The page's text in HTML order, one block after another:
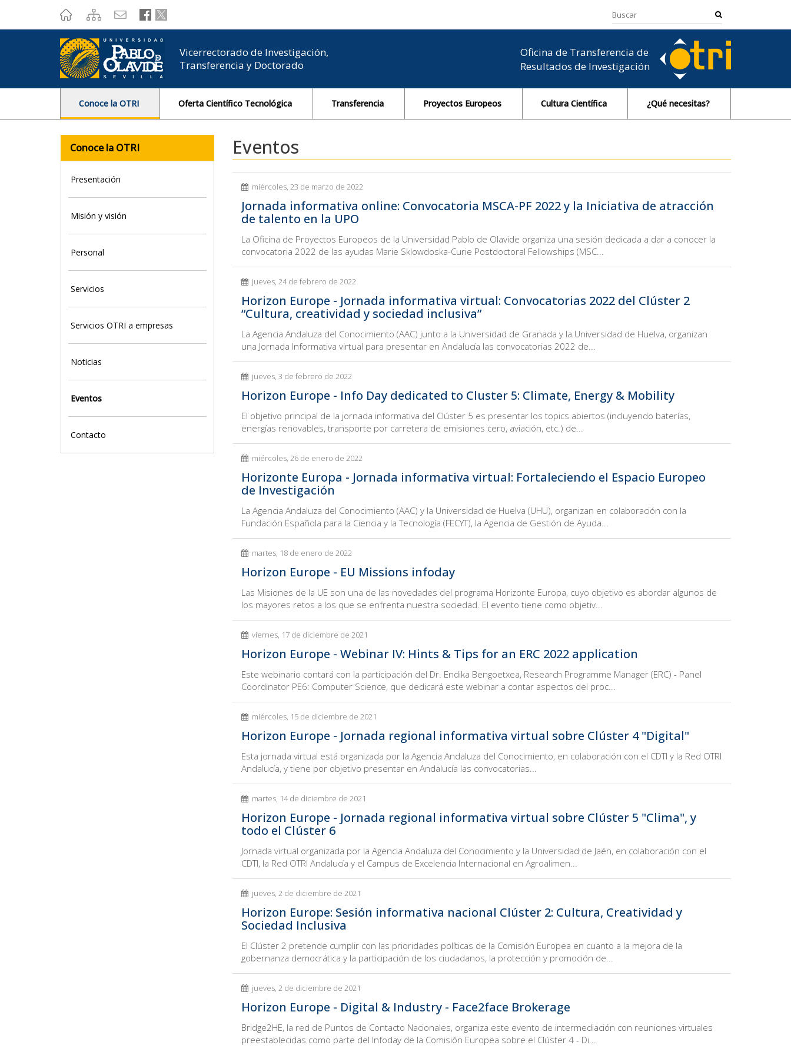
label.access.jump.content???
label.access.jump.footer???
label.access.jump.menu???
Vicerrectorado de Investigación,
Transferencia y Doctorado
Oficina de Transferencia de
Resultados de Investigación
Conoce la OTRI Oferta Científico Tecnológica Transferencia Proyectos Europeos Cultura Científica ¿Qué necesitas?
Conoce la OTRI
Presentación
Misión y visión
Personal
Servicios
Servicios OTRI a empresas
Noticias
Eventos
Contacto
Eventos
miércoles, 23 de marzo de 2022
Jornada informativa online: Convocatoria MSCA-PF 2022 y la Iniciativa de atracción
de talento en la UPO
La Oficina de Proyectos Europeos de la Universidad Pablo de Olavide organiza una sesión dedicada a dar a conocer la
convocatoria 2022 de las ayudas Marie Sklowdoska-Curie Postdoctoral Fellowships (MSC...
jueves, 24 de febrero de 2022
Horizon Europe - Jornada informativa virtual: Convocatorias 2022 del Clúster 2
“Cultura, creatividad y sociedad inclusiva”
La Agencia Andaluza del Conocimiento (AAC) junto a la Universidad de Granada y la Universidad de Huelva, organizan
una Jornada Informativa virtual para presentar en Andalucía las convocatorias 2022 de...
jueves, 3 de febrero de 2022
Horizon Europe - Info Day dedicated to Cluster 5: Climate, Energy & Mobility
El objetivo principal de la jornada informativa del Clúster 5 es presentar los topics abiertos (incluyendo baterías,
energías renovables, transporte por carretera de emisiones cero, aviación, etc.) de...
miércoles, 26 de enero de 2022
Horizonte Europa - Jornada informativa virtual: Fortaleciendo el Espacio Europeo
de Investigación
La Agencia Andaluza del Conocimiento (AAC) y la Universidad de Huelva (UHU), organizan en colaboración con la
Fundación Española para la Ciencia y la Tecnología (FECYT), la Agencia de Gestión de Ayuda...
martes, 18 de enero de 2022
Horizon Europe - EU Missions infoday
Las Misiones de la UE son una de las novedades del programa Horizonte Europa, cuyo objetivo es abordar algunos de
los mayores retos a los que se enfrenta nuestra sociedad. El evento tiene como objetiv...
viernes, 17 de diciembre de 2021
Horizon Europe - Webinar IV: Hints & Tips for an ERC 2022 application
Este webinario contará con la participación del Dr. Endika Bengoetxea, Research Programme Manager (ERC) - Panel
Coordinator PE6: Computer Science, que dedicará este webinar a contar aspectos del proc...
miércoles, 15 de diciembre de 2021
Horizon Europe - Jornada regional informativa virtual sobre Clúster 4 "Digital"
Esta jornada virtual está organizada por la Agencia Andaluza del Conocimiento, en colaboración con el CDTI y la Red OTRI
Andalucía, y tiene por objetivo presentar en Andalucía las convocatorias...
martes, 14 de diciembre de 2021
Horizon Europe - Jornada regional informativa virtual sobre Clúster 5 "Clima", y
todo el Clúster 6
Jornada virtual organizada por la Agencia Andaluza del Conocimiento y la Universidad de Jaén, en colaboración con el
CDTI, la Red OTRI Andalucía y el Campus de Excelencia Internacional en Agroalimen...
jueves, 2 de diciembre de 2021
Horizon Europe: Sesión informativa nacional Clúster 2: Cultura, Creatividad y
Sociedad Inclusiva
El Clúster 2 pretende cumplir con las prioridades políticas de la Comisión Europea en cuanto a la mejora de la
gobernanza democrática y la participación de los ciudadanos, la protección y promoción de...
jueves, 2 de diciembre de 2021
Horizon Europe - Digital & Industry - Face2face Brokerage
Bridge2HE, la red de Puntos de Contacto Nacionales, organiza este evento de intermediación con reuniones virtuales
preestablecidas como parte del Infoday de la Comisión Europea sobre el Clúster 4 - Di...